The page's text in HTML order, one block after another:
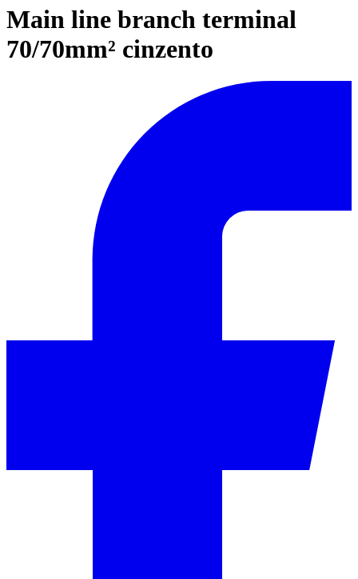
Main line branch terminal
70/70mm² cinzento